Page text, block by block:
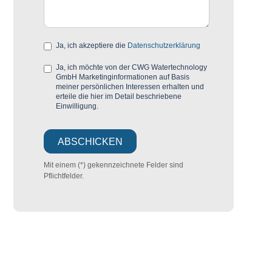
Ja, ich akzeptiere die Datenschutzerklärung
Ja, ich möchte von der CWG Watertechnology
GmbH Marketinginformationen auf Basis
meiner persönlichen Interessen erhalten und
erteile die hier im Detail beschriebene
Einwilligung.
Mit einem (*) gekennzeichnete Felder sind
Pflichtfelder.